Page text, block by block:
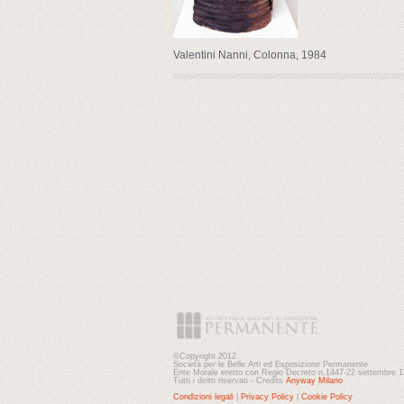
Valentini Nanni, Colonna, 1984
©Copyright 2012
Società per le Belle Arti ed Esposizione Permanente
Ente Morale eretto con Regio Decreto n.1447-22 settembre
Tutti i diritti riservati - Credits Anyway Milano
Condizioni legali
Privacy Policy Cookie Policy